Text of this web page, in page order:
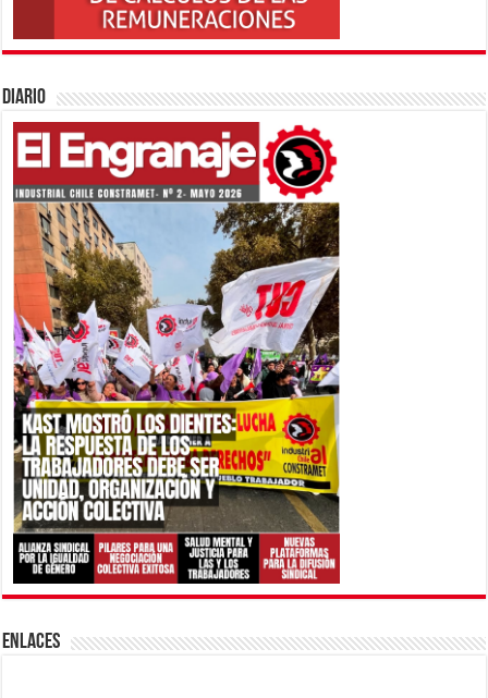
Diario
ENLACES